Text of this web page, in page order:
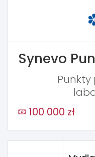
Synevo
100 000 zł